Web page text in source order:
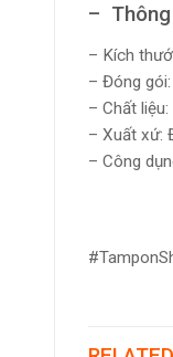
–
– Kích
– Đóng
– Chất
– Xuất xứ:
– Công